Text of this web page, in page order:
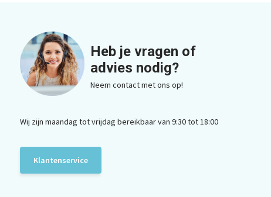
Heb je vragen of
advies nodig?
Neem contact met ons op!
Wij zijn maandag tot vrijdag bereikbaar van 9:30 tot 18:00
Klantenservice